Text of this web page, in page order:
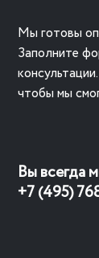
Мы готовы
Заполните
чтобы мы
Вы всегда
+7 (495)